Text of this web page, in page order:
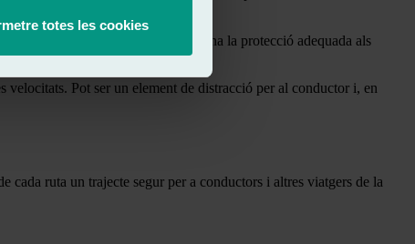
totes les cookies
alineada no proporciona la protecció adequada als
velocitats. Pot ser un element de distracció per al conductor i, en
cada ruta un trajecte segur per a conductors i altres viatgers de la